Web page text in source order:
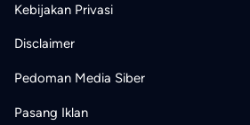
Kebijakan Privasi
Disclaimer
Pedoman Media Siber
Pasang Iklan